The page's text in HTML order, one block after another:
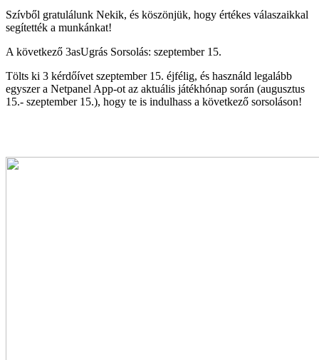
Szívből gratulálunk Nekik, és köszönjük, hogy értékes válaszaikkal
segítették a munkánkat!
A következő 3asUgrás Sorsolás: szeptember 15.
Tölts ki 3 kérdőívet szeptember 15. éjfélig, és használd legalább
egyszer a Netpanel App-ot az aktuális játékhónap során (augusztus
15.- szeptember 15.), hogy te is indulhass a következő sorsoláson!